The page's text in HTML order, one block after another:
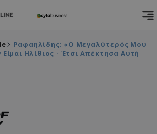
Ραφαηλίδης: «Ο Μεγαλύτερός Μου
Ηλίθιος - Έτσι Απέκτησα Αυτή